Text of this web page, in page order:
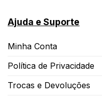
Ajuda e Suporte
Minha Conta
Política de Privacidade
Trocas e Devoluções